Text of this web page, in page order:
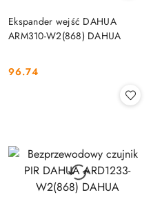
Ekspander wejść DAHUA
ARM310-W2(868) DAHUA
Cena:
96.74